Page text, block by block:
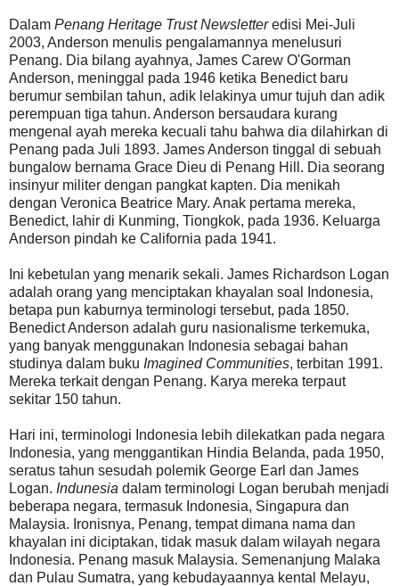
Dalam Penang Heritage Trust Newsletteredisi Mei-Juli
2003, Anderson menulis pengalamannya menelusuri
Penang. Dia bilang ayahnya, James Carew O'Gorman
Anderson, meninggal pada 1946 ketika Benedict baru
berumur sembilan tahun, adik lelakinya umur tujuh dan adik
perempuan tiga tahun. Anderson bersaudara kurang
mengenal ayah mereka kecuali tahu bahwa dia dilahirkan di
Penang pada Juli 1893. James Anderson tinggal di sebuah
bungalow bernama Grace Dieu di Penang Hill. Dia seorang
insinyur militer dengan pangkat kapten. Dia menikah
dengan Veronica Beatrice Mary. Anak pertama mereka,
Benedict, lahir di Kunming, Tiongkok, pada 1936. Keluarga
Anderson pindah ke California pada 1941.
Ini kebetulan yang menarik sekali. James Richardson Logan
adalah orang yang menciptakan khayalan soal Indonesia,
betapa pun kaburnya terminologi tersebut, pada 1850.
Benedict Anderson adalah guru nasionalisme terkemuka,
yang banyak menggunakan Indonesia sebagai bahan
studinya dalam buku Imagined Communities, terbitan 1991.
Mereka terkait dengan Penang. Karya mereka terpaut
sekitar 150 tahun.
Hari ini, terminologi Indonesia lebih dilekatkan pada negara
Indonesia, yang menggantikan Hindia Belanda, pada 1950,
seratus tahun sesudah polemik George Earl dan James
Logan. Indunesia dalam terminologi Logan berubah menjadi
beberapa negara, termasuk Indonesia, Singapura dan
Malaysia. Ironisnya, Penang, tempat dimana nama dan
khayalan ini diciptakan, tidak masuk dalam wilayah negara
Indonesia. Penang masuk Malaysia. Semenanjung Malaka
dan Pulau Sumatra, yang kebudayaannya kental Melayu,